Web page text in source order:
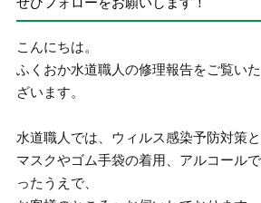
こんにちは。
ふくおか水道職人の修理報告をご覧い
ざいます。
水道職人では、ウィルス感染予防対策
マスクやゴム手袋の着用、アルコール
ったうえで、